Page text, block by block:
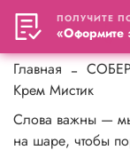
Главная
Крем Мистик
Слова важны —
на шаре, чтобы
«Оформите